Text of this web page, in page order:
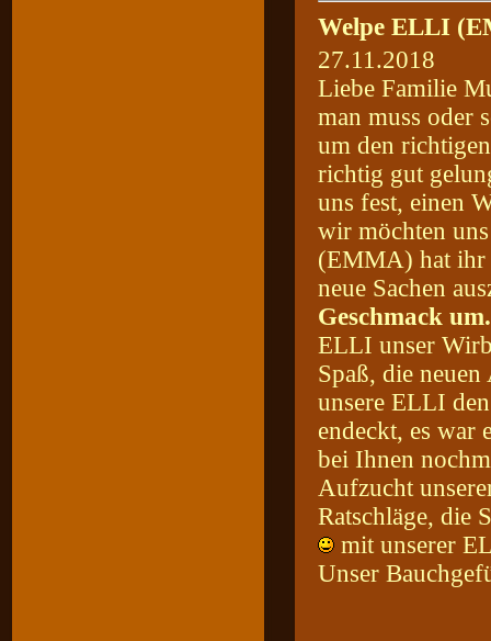
Welpe ELLI
27.11.2018
Liebe Familie
man muss oder
um den
richtig gut
uns fest, einen
wir möchten
(EMMA) hat ihr
neue Sachen
Geschmack
ELLI unser
Spaß, die
unsere ELLI
endeckt, es war
bei Ihnen
Aufzucht
Ratschläge, die
mit unserer
Unser